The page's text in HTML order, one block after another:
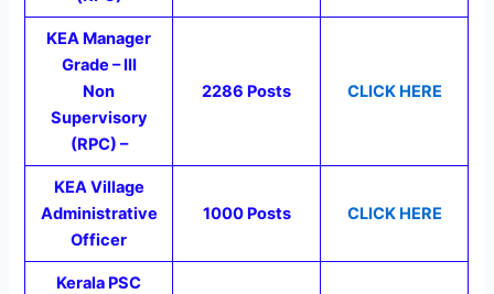
KEA Manager
Grade – III
Non
Supervisory
(RPC) –
2286 Posts CLICK HERE
KEA Village
Administrative
Officer
1000 Posts CLICK HERE
Kerala PSC